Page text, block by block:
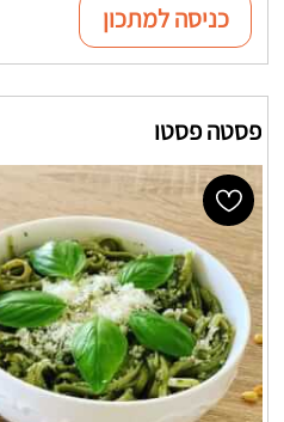
כניסה למתכון
פסטה פסטו